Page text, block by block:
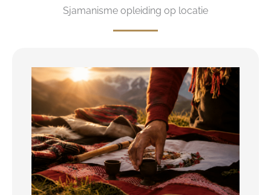
Sjamanisme opleiding op locatie